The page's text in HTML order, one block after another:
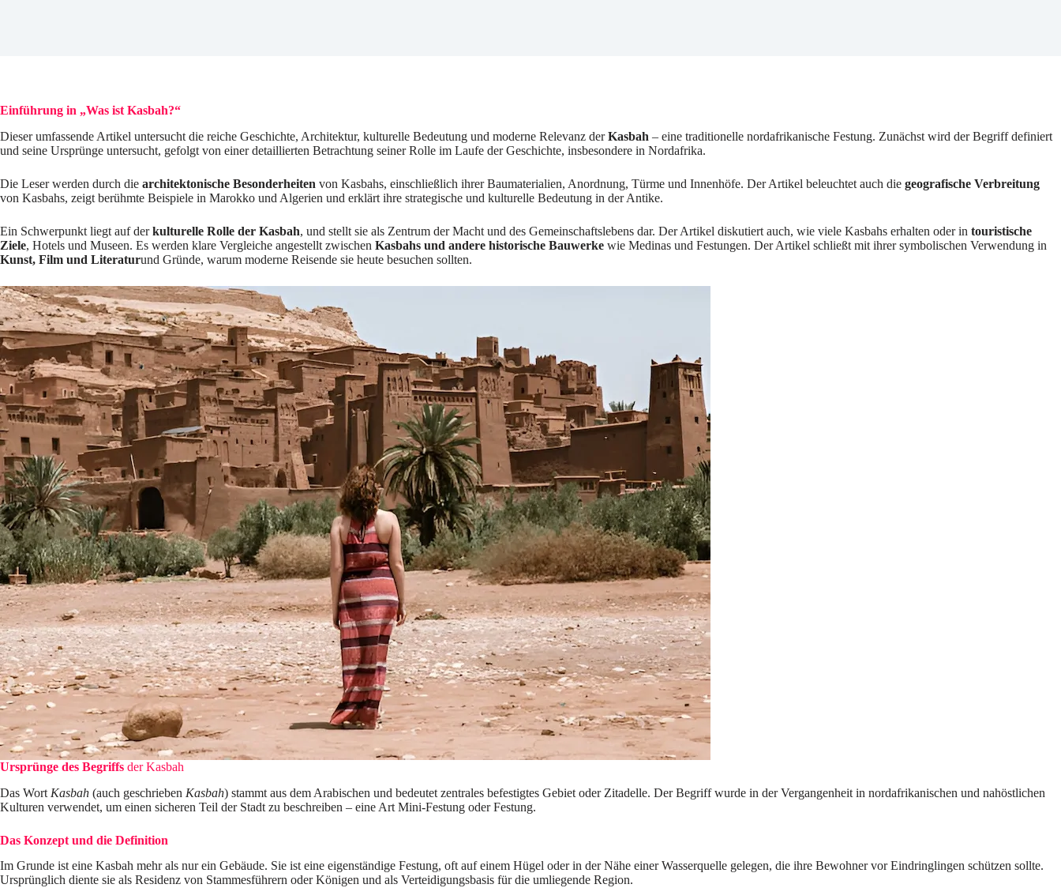
Einführung in „Was ist Kasbah?“
Dieser umfassende Artikel untersucht die reiche Geschichte, Architektur, kulturelle Bedeutung und moderne Relevanz derKasbah – eine traditionelle nordafrikanische Festung. Zunächst wird der Begriff definiert
und seine Ursprünge untersucht, gefolgt von einer detaillierten Betrachtung seiner Rolle im Laufe der Geschichte, insbesondere in Nordafrika.
Die Leser werden durch die architektonische Besonderheiten von Kasbahs, einschließlich ihrer Baumaterialien, Anordnung, Türme und Innenhöfe. Der Artikel beleuchtet auch die geografische Verbreitung
von Kasbahs, zeigt berühmte Beispiele in Marokko und Algerien und erklärt ihre strategische und kulturelle Bedeutung in der Antike.
Ein Schwerpunkt liegt auf derkulturelle Rolle der Kasbah, und stellt sie als Zentrum der Macht und des Gemeinschaftslebens dar. Der Artikel diskutiert auch, wie viele Kasbahs erhalten oder in touristische
Ziele, Hotels und Museen. Es werden klare Vergleiche angestellt zwischen Kasbahs und andere historische Bauwerke wie Medinas und Festungen. Der Artikel schließt mit ihrer symbolischen Verwendung in
Kunst, Film und Literaturund Gründe, warum moderne Reisende sie heute besuchen sollten.
Ursprünge des Begriffs der Kasbah
Das Wort Kasbah (auch geschrieben Kasbah) stammt aus dem Arabischen und bedeutet zentrales befestigtes Gebiet oder Zitadelle. Der Begriff wurde in der Vergangenheit in nordafrikanischen und nahöstlichen
Kulturen verwendet, um einen sicheren Teil der Stadt zu beschreiben – eine Art Mini-Festung oder Festung.
Das Konzept und die Definition
Im Grunde ist eine Kasbah mehr als nur ein Gebäude. Sie ist eine eigenständige Festung, oft auf einem Hügel oder in der Nähe einer Wasserquelle gelegen, die ihre Bewohner vor Eindringlingen schützen sollte.
Ursprünglich diente sie als Residenz von Stammesführern oder Königen und als Verteidigungsbasis für die umliegende Region.